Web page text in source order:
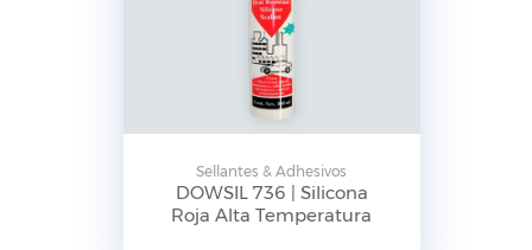
Sellantes & Adhesivos
DOWSIL 736 | Silicona
Roja Alta Temperatura